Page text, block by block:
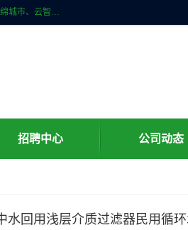
青岛铭源环保科技有限公司是一家专注于环保与智慧水务领域的先进科技企业，公司专注于云智能一体化预制泵站、水务循环利用、海绵城市、云智慧水务开发及新型环保技术研发等领域。铭源环保以为客户提供优质产品、专业技术服务为己任。为客户提供量身定制方案，提供多种配置方案满足实际使用要求。严控供货周期，并提供高标准后期维护。以环保为己任，视质量如生命，以技术做先导，靠诚信赢客户。
招聘中心 公司动态
水回用浅层介质过滤器民用循